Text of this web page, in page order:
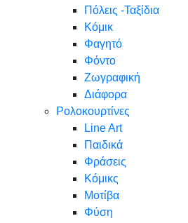
Πόλεις -Ταξίδια
Κόμικ
Φαγητό
Φόντο
Ζωγραφική
Διάφορα
Ρολοκουρτίνες
Line Art
Παιδικά
Φράσεις
Κόμικς
Μοτίβα
Φύση